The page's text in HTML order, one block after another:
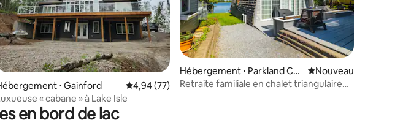
sur 5
sur la base de 53 commentaires : 4,91 sur 5
⋅ Gainford Évaluation moyenne sur la base de 77 commentaires : 4,94 sur 5
4,94 (77)
« cabane » à Lake Isle
Hébergement ⋅ Parkland Co
unty
Nouvel hébergement
Nouveau
Retraite familiale en chalet triangulaire
en bord de lac